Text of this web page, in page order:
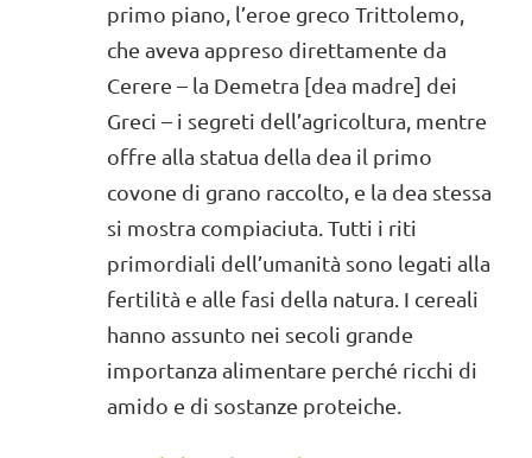
primo piano, l’eroe greco Trittolemo,
che aveva appreso direttamente da
Cerere – la Demetra [dea madre] dei
Greci – i segreti dell’agricoltura, mentre
offre alla statua della dea il primo
covone di grano raccolto, e la dea stessa
si mostra compiaciuta. Tutti i riti
primordiali dell’umanità sono legati alla
fertilità e alle fasi della natura. I cereali
hanno assunto nei secoli grande
importanza alimentare perché ricchi di
amido e di sostanze proteiche.